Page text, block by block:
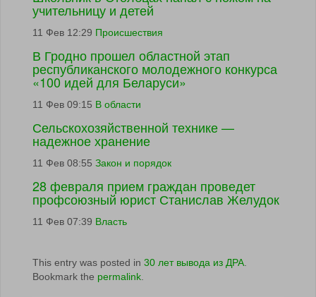
учительницу и детей
11 Фев 12:29 Происшествия
В Гродно прошел областной этап
республиканского молодежного конкурса
«100 идей для Беларуси»
11 Фев 09:15 В области
Сельскохозяйственной технике —
надежное хранение
11 Фев 08:55 Закон и порядок
28 февраля прием граждан проведет
профсоюзный юрист Станислав Желудок
11 Фев 07:39 Власть
This entry was posted in 30 лет вывода из ДРА.
Bookmark the permalink.